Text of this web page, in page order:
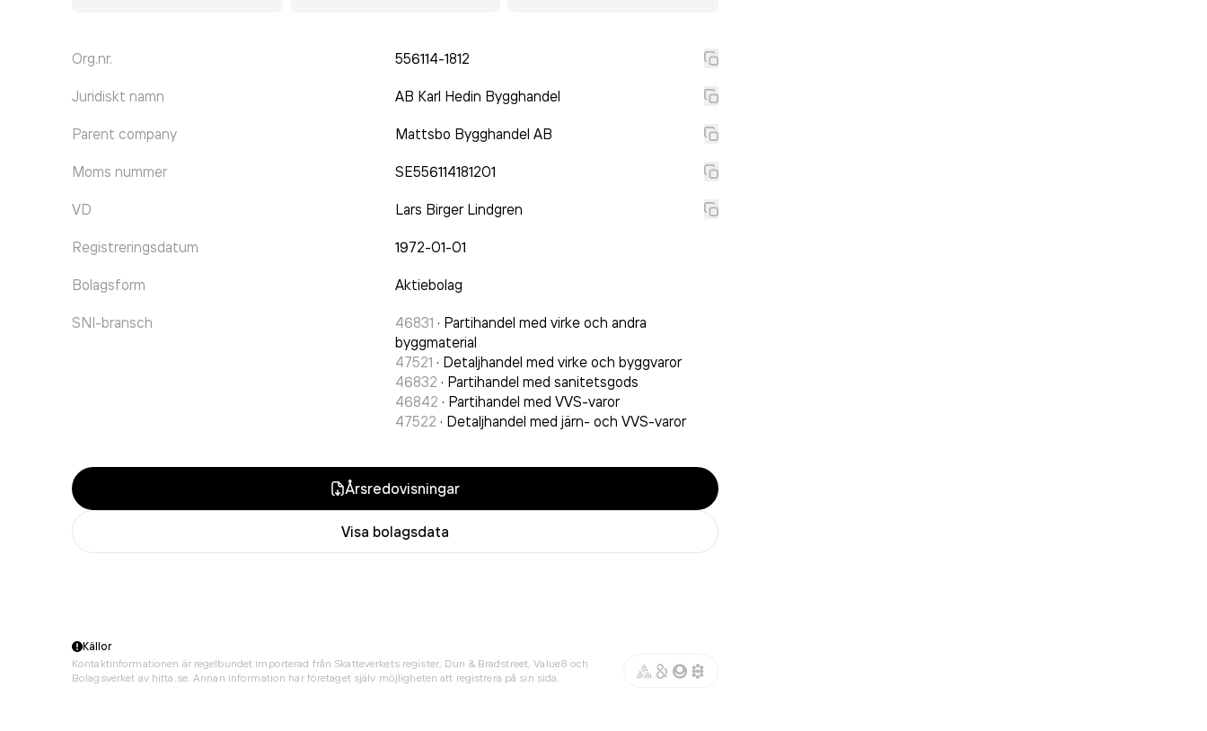
Org.nr. 556114-1812
Juridiskt namn AB Karl Hedin Bygghandel
Parent company Mattsbo Bygghandel AB
Moms nummer SE556114181201
VD Lars Birger Lindgren
Registreringsdatum 1972-01-01
Bolagsform Aktiebolag
SNI-bransch 46831 · Partihandel med virke och andra
byggmaterial
47521 · Detaljhandel med virke och byggvaror
46832 · Partihandel med sanitetsgods
46842 · Partihandel med VVS-varor
47522 · Detaljhandel med järn- och VVS-varor
Årsredovisningar
Visa bolagsdata
Källor
Kontaktinformationen är regelbundet importerad från Skatteverkets register, Dun & Bradstreet, Value8 och
Bolagsverket av hitta.se. Annan information har företaget själv möjligheten att registrera på sin sida.